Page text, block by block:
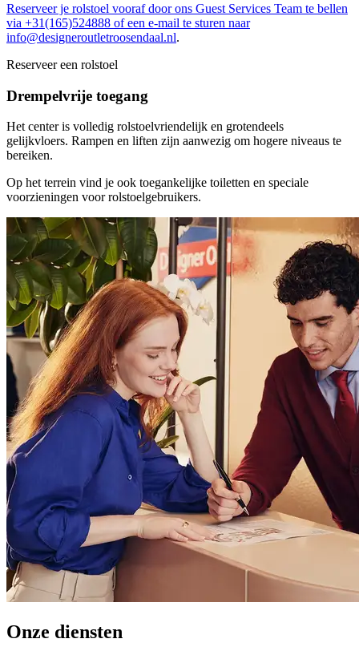
Reserveer je rolstoel vooraf door ons Guest Services Team te bellen
via +31(165)524888 of een e-mail te sturen naar
info@designeroutletroosendaal.nl.
Reserveer een rolstoel
Drempelvrije toegang
Het center is volledig rolstoelvriendelijk en grotendeels
gelijkvloers. Rampen en liften zijn aanwezig om hogere niveaus te
bereiken.
Op het terrein vind je ook toegankelijke toiletten en speciale
voorzieningen voor rolstoelgebruikers.
Onze diensten